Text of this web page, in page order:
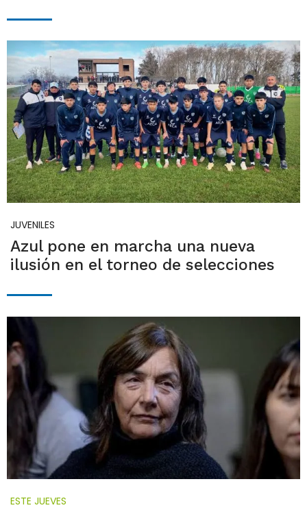
JUVENILES
Azul pone en marcha una nueva
ilusión en el torneo de selecciones
ESTE JUEVES